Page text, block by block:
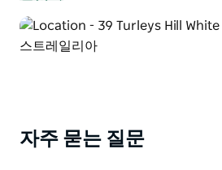
자주 묻는 질문